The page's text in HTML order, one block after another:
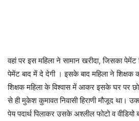
वहां पर इस महिला ने सामान खरीदा, जिसका
पेमेंट बाद में दे देगी । इसके बाद महिला ने शिक्षक
शिक्षक महिला के विश्वास में आकर इसके घर पर
से ही मुकेश कुमावत निवासी हिराणी मौजूद था।
पेय पदार्थ पिलाकर उसके अश्लील फोटो व वीडियो